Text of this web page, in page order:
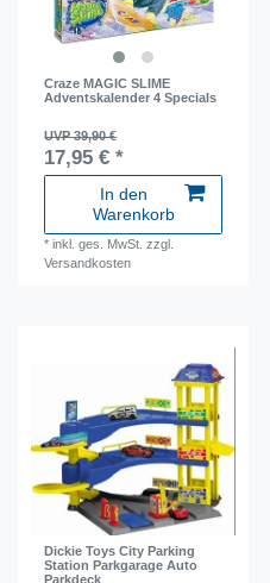
Craze MAGIC SLIME
Adventskalender 4 Specials
UVP 39,90 €
17,95 € *
In den
Warenkorb
*inkl. ges. MwSt. zzgl.
Versandkosten
Dickie Toys City Parking
Station Parkgarage Auto
Parkdeck